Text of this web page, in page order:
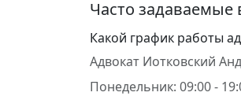
Часто задаваемые
Какой график работы
Адвокат Иотковский
Понедельник: 09:00 -